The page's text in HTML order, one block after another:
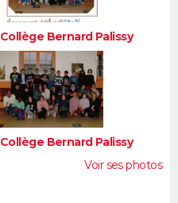
Collège Bernard Palissy
Collège Bernard Palissy
Voir ses photos